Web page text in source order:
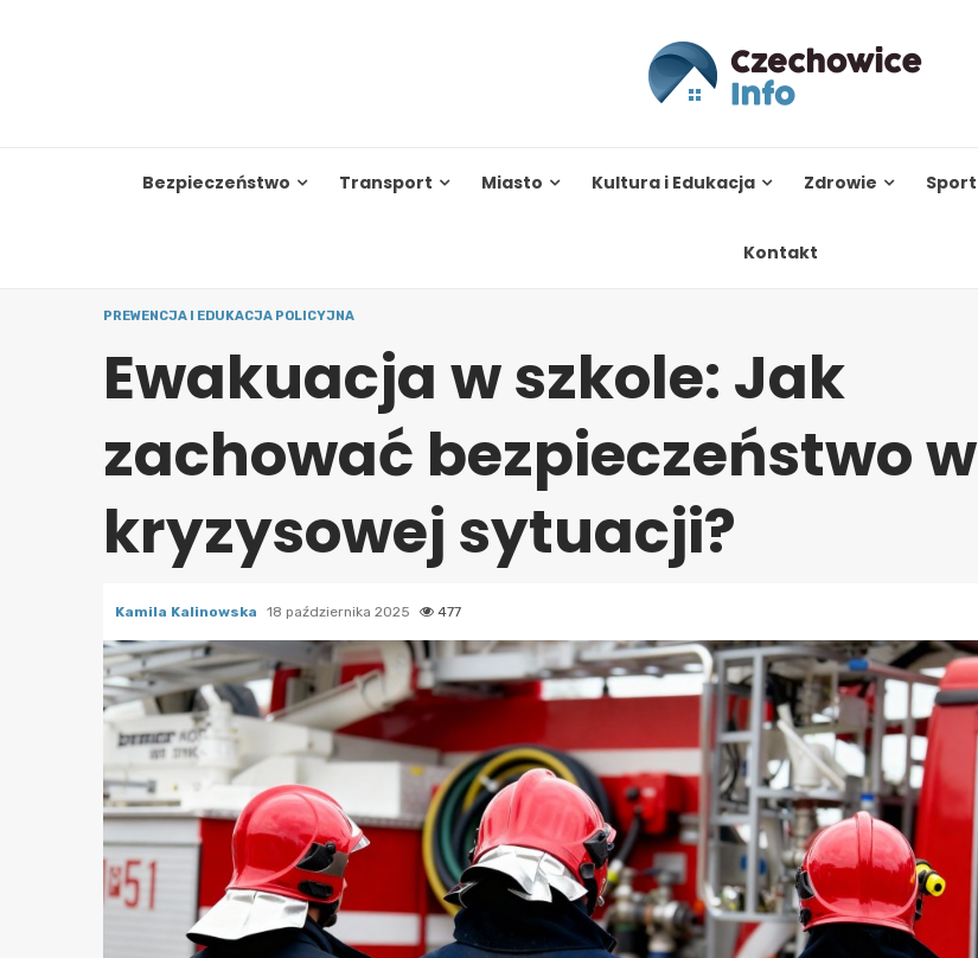
Bezpieczeństwo Transport Miasto Kultura i Edukacja Zdrowie Sport
Kontakt
PREWENCJA I EDUKACJA POLICYJNA
Ewakuacja w szkole: Jak
zachować bezpieczeństwo w
kryzysowej sytuacji?
Kamila Kalinowska 18 października 2025 477